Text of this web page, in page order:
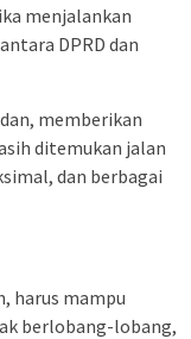
menjalankan
DPRD dan
memberikan
ditemukan jalan
dan berbagai
harus mampu
berlobang-lobang,